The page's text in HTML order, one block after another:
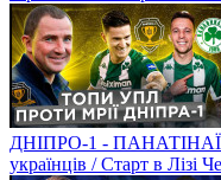
ДНІПРО-1 -
українців / Старт в Лізі